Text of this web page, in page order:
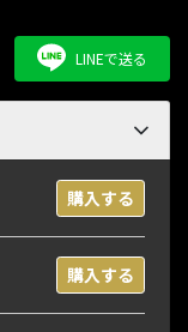
LINEで送る
購入する
購入する